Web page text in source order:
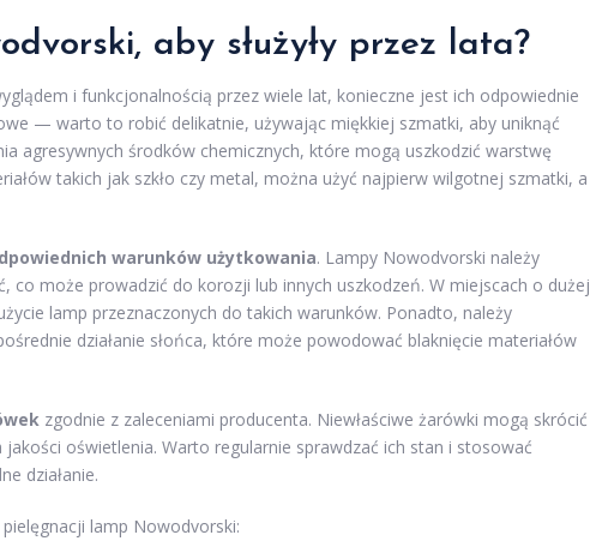
aby służyły przez lata?
i funkcjonalnością przez wiele lat, konieczne jest ich odpowiednie
— warto to robić delikatnie, używając miękkiej szmatki, aby uniknąć
agresywnych środków chemicznych, które mogą uszkodzić warstwę
takich jak szkło czy metal, można użyć najpierw wilgotnej szmatki, a
warunków użytkowania. Lampy Nowodvorski należy
co może prowadzić do korozji lub innych uszkodzeń. W miejscach o dużej
lamp przeznaczonych do takich warunków. Ponadto, należy
działanie słońca, które może powodować blaknięcie materiałów
zgodnie z zaleceniami producenta. Niewłaściwe żarówki mogą skrócić
oświetlenia. Warto regularnie sprawdzać ich stan i stosować
działanie.
lamp Nowodvorski: